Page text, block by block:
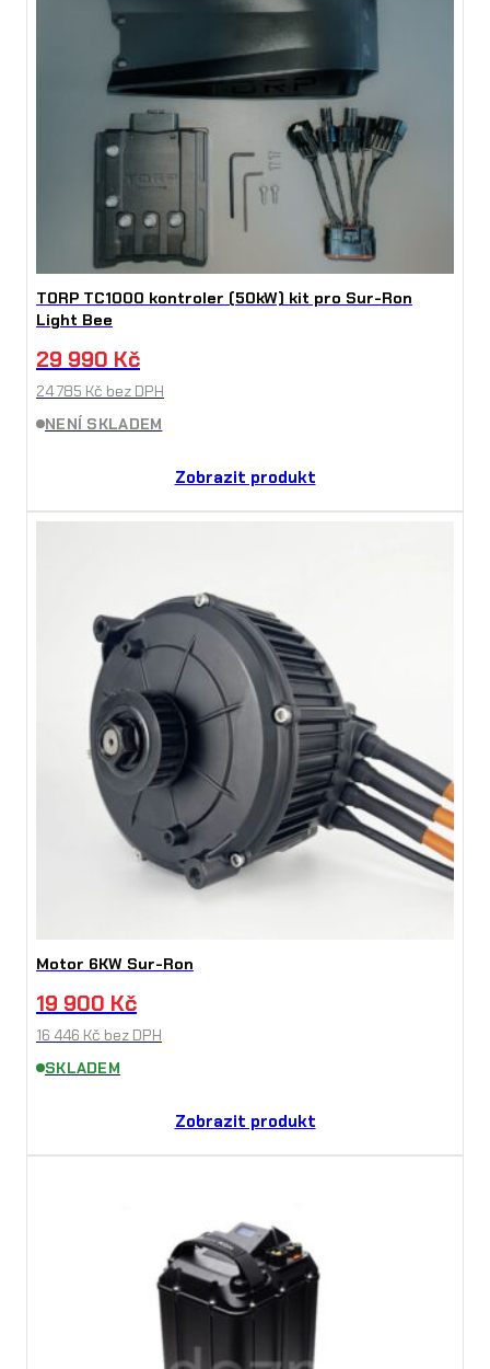
TORP TC1000 kontroler (50kW) kit pro Sur-Ron
Light Bee
29 990 Kč
24 785 Kč bez DPH
NENÍ SKLADEM
Zobrazit produkt
Motor 6KW Sur-Ron
19 900 Kč
16 446 Kč bez DPH
SKLADEM
Zobrazit produkt